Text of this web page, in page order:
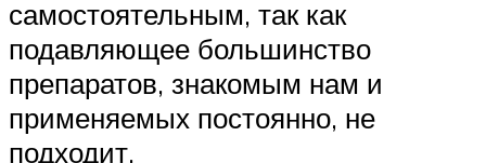
самостоятельным, так как
подавляющее большинство
препаратов, знакомым нам и
применяемых постоянно, не
подходит.